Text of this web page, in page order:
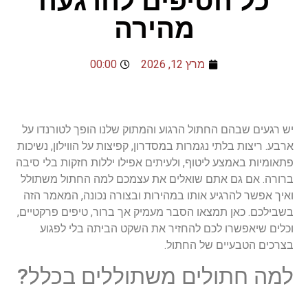
מהירה
מרץ 12, 2026 00:00
יש רגעים שבהם החתול הרגוע והמתוק שלנו הופך לטורנדו על
ארבע ריצות בלתי נגמרות במסדרון, קפיצות על הווילון, נשיכות
פתאומיות באמצע ליטוף, ולעיתים אפילו יללות חזקות בלי סיבה
ברורה אם גם אתם שואלים את עצמכם למה החתול משתולל
ואיך אפשר להרגיע אותו במהירות ובצורה נכונה, המאמר הזה
בשבילכם כאן תמצאו הסבר מעמיק אך ברור, טיפים פרקטיים,
וכלים שיאפשרו לכם להחזיר את השקט הביתה בלי לפגוע
בצרכים הטבעיים של החתול
למה חתולים משתוללים בכלל?